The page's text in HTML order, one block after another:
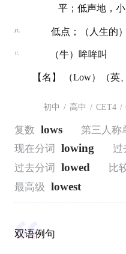
平；低声地，
n. 低点；（人生的
v. （牛）哞哞叫
【名】 （Low）（英
初中 / 高中 / CET4 /
复数 lows 第三人称
现在分词 lowing 过
过去分词 lowed 比
最高级 lowest
双语例句